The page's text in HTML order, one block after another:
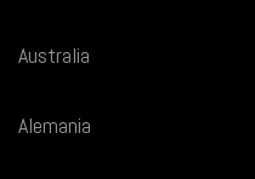
Australia
Alemania